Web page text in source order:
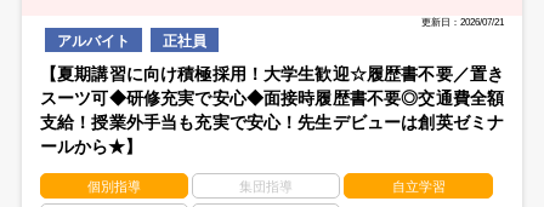
更新日：2026/07/21
アルバイト 正社員
【夏期講習に向け積極採用！大学生歓迎☆履歴書不要／置き
スーツ可◆研修充実で安心◆面接時履歴書不要◎交通費全額
支給！授業外手当も充実で安心！先生デビューは創英ゼミナ
ールから★】
個別指導 集団指導 自立学習